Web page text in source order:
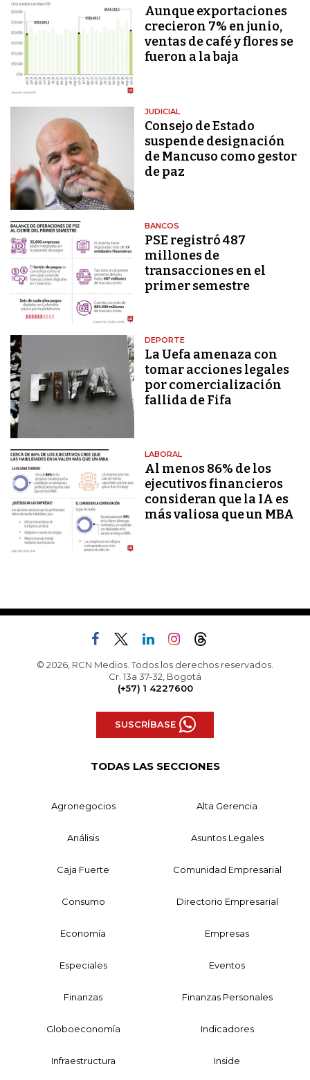
Aunque exportaciones
crecieron 7% en junio,
ventas de café y flores se
fueron a la baja
JUDICIAL
Consejo de Estado
suspende designación
de Mancuso como gestor
de paz
BANCOS
PSE registró 487
millones de
transacciones en el
primer semestre
DEPORTE
La Uefa amenaza con
tomar acciones legales
por comercialización
fallida de Fifa
LABORAL
Al menos 86% de los
ejecutivos financieros
consideran que la IA es
más valiosa que un MBA
© 2026, RCN Medios. Todos los derechos reservados.
Cr. 13a 37-32, Bogotá
(+57) 1 4227600
SUSCRÍBASE
TODAS LAS SECCIONES
Agronegocios Alta Gerencia
Análisis Asuntos Legales
Caja Fuerte Comunidad Empresarial
Consumo Directorio Empresarial
Economía Empresas
Especiales Eventos
Finanzas Finanzas Personales
Globoeconomía Indicadores
Infraestructura Inside